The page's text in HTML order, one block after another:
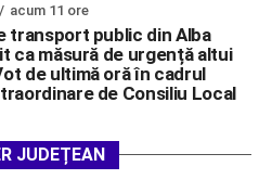
acum 11 ore
transport public din Alba
ca măsură de urgență altui
de ultimă oră în cadrul
de Consiliu Local
JUDEȚEAN